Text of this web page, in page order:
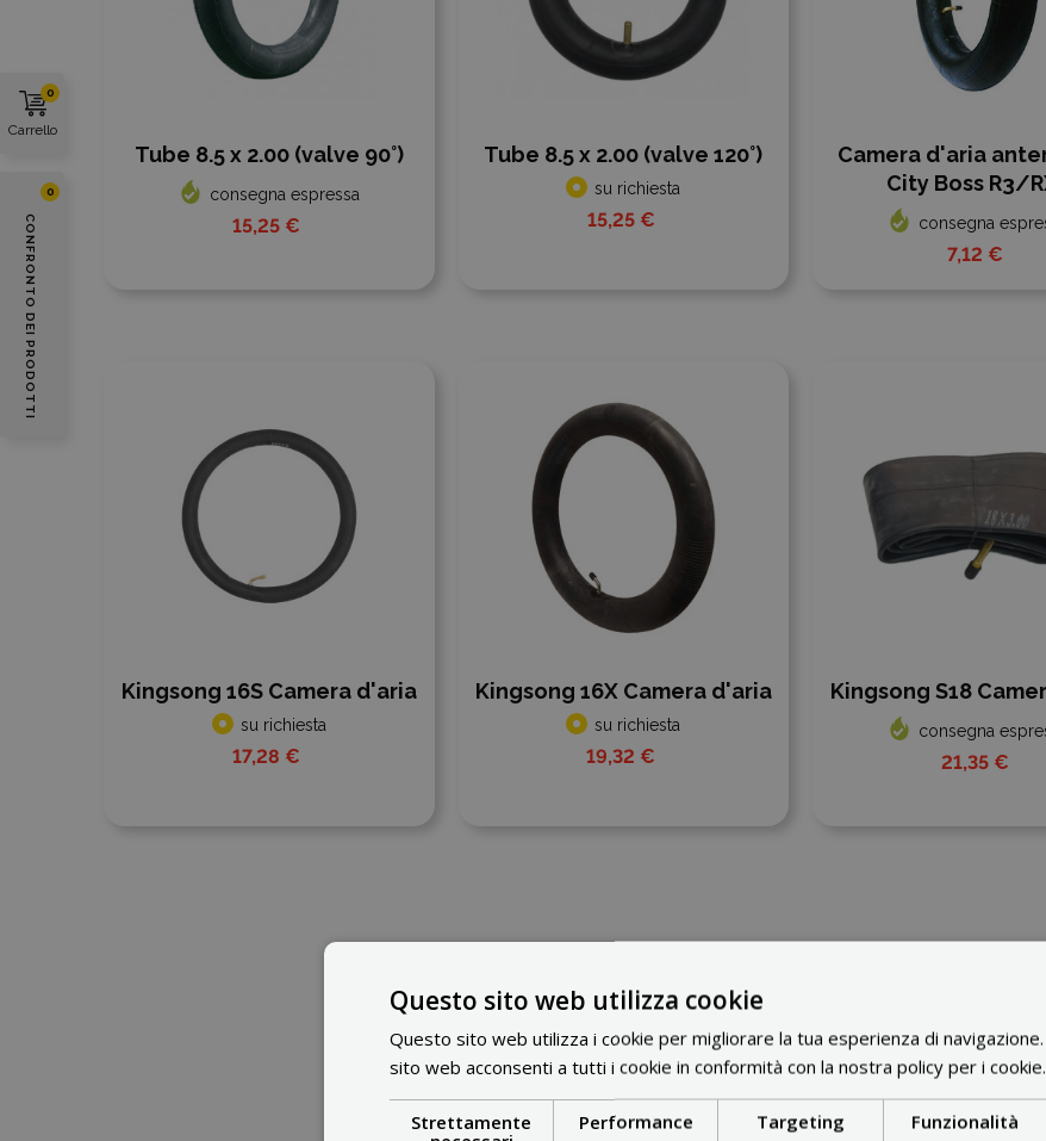
Tube 8.5 x 2.00 (valve 90°)
consegna espressa
15,25 €
Tube 8.5 x 2.00 (valve 120°)
su richiesta
15,25 €
Camera d'aria
City Boss R3/
consegna
7,12 €
Kingsong 16S Camera d'aria
su richiesta
17,28 €
Kingsong 16X Camera d'aria
su richiesta
19,32 €
Kingsong S18
consegna
21,35 €
Carrello
0
CONFRONTO DEI PRODOTTI
0
Questo sito web utilizza cookie
Questo sito web utilizza i cookie per migliorare la tua esperienza di
sito web acconsenti a tutti i cookie in conformità con la nostra policy per i cookie.
Strettamente
Performance Targeting Funzionalità